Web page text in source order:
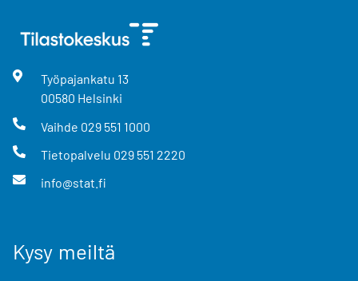
Työpajankatu 13
00580 Helsinki
Vaihde 029 551 1000
Tietopalvelu 029 551 2220
info@stat.fi
Kysy meiltä